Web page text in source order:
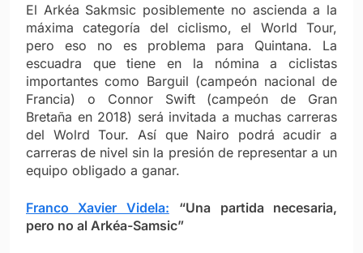
El Arkéa Sakmsic posiblemente no ascienda a la
máxima categoría del ciclismo, el World Tour,
pero eso no es problema para Quintana. La
escuadra que tiene en la nómina a ciclistas
importantes como Barguil (campeón nacional de
Francia) o Connor Swift (campeón de Gran
Bretaña en 2018) será invitada a muchas carreras
del Wolrd Tour. Así que Nairo podrá acudir a
carreras de nivel sin la presión de representar a un
equipo obligado a ganar.
Franco Xavier Videla:
“Una partida necesaria,
pero no al Arkéa-Samsic”